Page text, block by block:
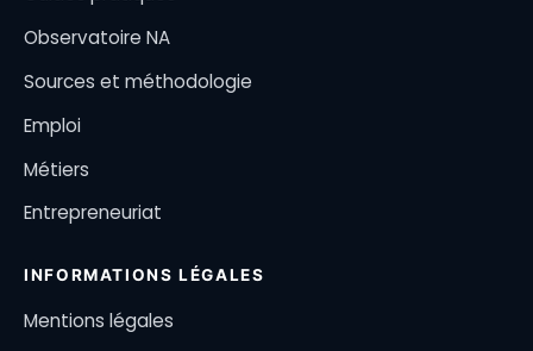
Observatoire NA
Sources et méthodologie
Emploi
Métiers
Entrepreneuriat
INFORMATIONS LÉGALES
Mentions légales